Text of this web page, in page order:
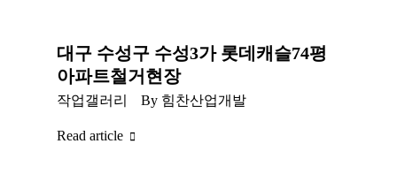
대구 수성구 수성3가 롯데캐슬74평
아파트철거현장
작업갤러리 By 힘찬산업개발
Read article